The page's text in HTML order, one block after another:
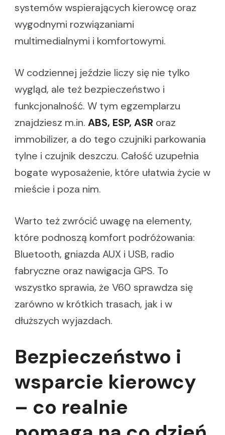
systemów wspierających kierowcę oraz
wygodnymi rozwiązaniami
multimedialnymi i komfortowymi.
W codziennej jeździe liczy się nie tylko
wygląd, ale też bezpieczeństwo i
funkcjonalność. W tym egzemplarzu
znajdziesz m.in. ABS, ESP, ASR oraz
immobilizer, a do tego czujniki parkowania
tylne i czujnik deszczu. Całość uzupełnia
bogate wyposażenie, które ułatwia życie w
mieście i poza nim.
Warto też zwrócić uwagę na elementy,
które podnoszą komfort podróżowania:
Bluetooth, gniazda AUX i USB, radio
fabryczne oraz nawigacja GPS. To
wszystko sprawia, że V60 sprawdza się
zarówno w krótkich trasach, jak i w
dłuższych wyjazdach.
Bezpieczeństwo i
wsparcie kierowcy
– co realnie